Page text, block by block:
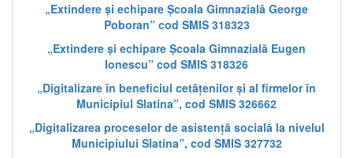
„Extindere și echipare Școala Gimnazială George
Poboran” cod SMIS 318323
„Extindere și echipare Școala Gimnazială Eugen
Ionescu” cod SMIS 318326
„Digitalizare în beneficiul cetățenilor și al firmelor în
Municipiul Slatina”, cod SMIS 326662
„Digitalizarea proceselor de asistență socială la nivelul
Municipiului Slatina”, cod SMIS 327732